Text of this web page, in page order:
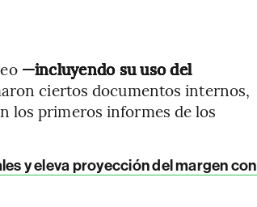
—incluyendo su uso del
ciertos documentos internos,
los primeros informes de los
y eleva proyección del margen con